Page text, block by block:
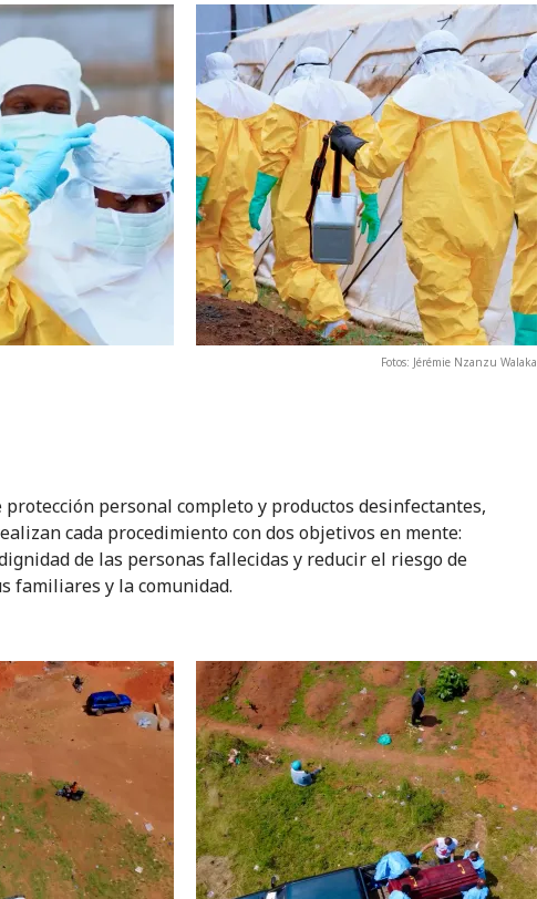
Fotos: Jérémie Nzanzu Walaka
protección personal completo y productos desinfectantes,
cada procedimiento con dos objetivos en mente:
de las personas fallecidas y reducir el riesgo de
familiares y la comunidad.